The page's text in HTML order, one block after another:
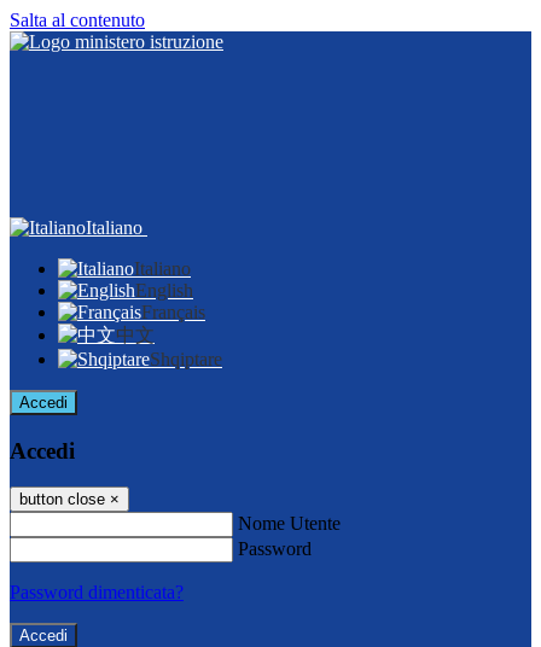
Salta al contenuto
Italiano
Italiano
English
Français
中文
Shqiptare
Accedi
Accedi
button close ×
Nome Utente
Password
Password dimenticata?